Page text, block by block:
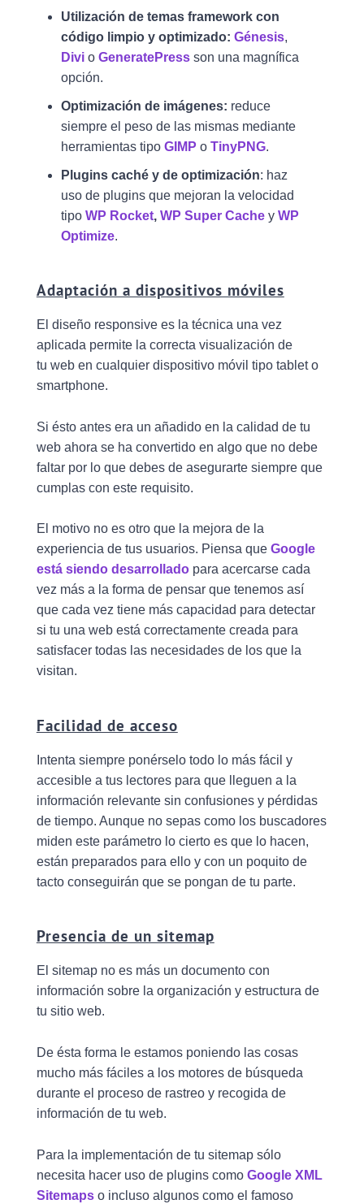
Utilización de temas framework con
código limpio y optimizado: Génesis,
Divio GeneratePressson una magnífica
opción.
Optimización de imágenes: reduce
siempre el peso de las mismas mediante
herramientas tipo GIMP o TinyPNG.
Plugins caché y de optimización: haz
uso de plugins que mejoran la velocidad
tipo WP Rocket, WP Super Cachey WP
Optimize.
Adaptación a dispositivos móviles
El diseño responsive es la técnica una vez
aplicada permite la correcta visualización de
tu web en cualquier dispositivo móvil tipo tablet o
smartphone.
Si ésto antes era un añadido en la calidad de tu
web ahora se ha convertido en algo que no debe
faltar por lo que debes de asegurarte siempre que
cumplas con este requisito.
El motivo no es otro que la mejora de la
experiencia de tus usuarios. Piensa que Google
está siendo desarrollado para acercarse cada
vez más a la forma de pensar que tenemos así
que cada vez tiene más capacidad para detectar
si tu una web está correctamente creada para
satisfacer todas las necesidades de los que la
visitan.
Facilidad de acceso
Intenta siempre ponérselo todo lo más fácil y
accesible a tus lectores para que lleguen a la
información relevante sin confusiones y pérdidas
de tiempo. Aunque no sepas como los buscadores
miden este parámetro lo cierto es que lo hacen,
están preparados para ello y con un poquito de
tacto conseguirán que se pongan de tu parte.
Presencia de un sitemap
El sitemap no es más un documento con
información sobre la organización y estructura de
tu sitio web.
De ésta forma le estamos poniendo las cosas
mucho más fáciles a los motores de búsqueda
durante el proceso de rastreo y recogida de
información de tu web.
Para la implementación de tu sitemap sólo
necesita hacer uso de plugins como Google XML
Sitemapso incluso algunos como el famoso